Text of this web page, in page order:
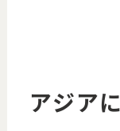
アジア